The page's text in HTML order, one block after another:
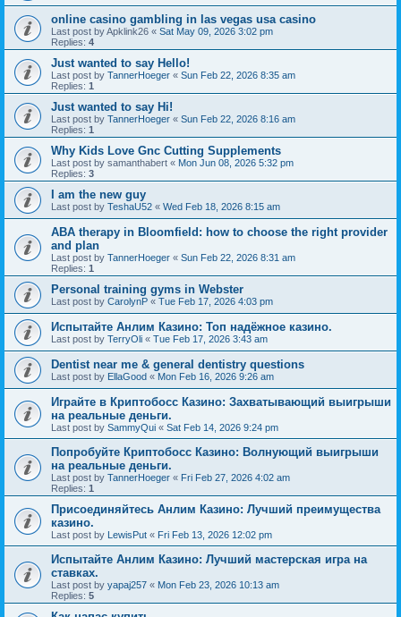
online casino gambling in las vegas usa casino
Last post byApklink26 « Sat May 09, 2026 3:02 pm
Replies: 4
Just wanted to say Hello!
Last post by TannerHoeger « Sun Feb 22, 2026 8:35 am
Replies: 1
Just wanted to say Hi!
Last post by TannerHoeger « Sun Feb 22, 2026 8:16 am
Replies: 1
Why Kids Love Gnc Cutting Supplements
Last post by samanthabert « Mon Jun 08, 2026 5:32 pm
Replies: 3
I am the new guy
Last post by TeshaU52 « Wed Feb 18, 2026 8:15 am
ABA therapy in Bloomfield: how to choose the right provider
and plan
Last post by TannerHoeger « Sun Feb 22, 2026 8:31 am
Replies: 1
Personal training gyms in Webster
Last post by CarolynP « Tue Feb 17, 2026 4:03 pm
Испытайте Анлим Казино: Топ надёжное казино.
Last post by TerryOli « Tue Feb 17, 2026 3:43 am
Dentist near me & general dentistry questions
Last post by EllaGood « Mon Feb 16, 2026 9:26 am
Играйте в Криптобосс Казино: Захватывающий выигрыши
на реальные деньги.
Last post by SammyQui « Sat Feb 14, 2026 9:24 pm
Попробуйте Криптобосс Казино: Волнующий выигрыши
на реальные деньги.
Last post by TannerHoeger « Fri Feb 27, 2026 4:02 am
Replies: 1
Присоединяйтесь Анлим Казино: Лучший преимущества
казино.
Last post by LewisPut « Fri Feb 13, 2026 12:02 pm
Испытайте Анлим Казино: Лучший мастерская игра на
ставках.
Last post by yapaj257 « Mon Feb 23, 2026 10:13 am
Replies: 5